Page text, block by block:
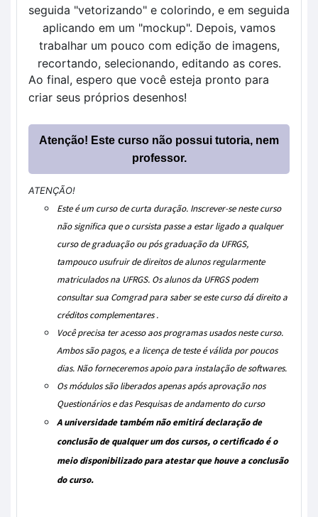
seguida "vetorizando" e colorindo, e em seguida
aplicando em um "mockup". Depois, vamos
trabalhar um pouco com edição de imagens,
recortando, selecionando, editando as cores.
Ao final, espero que você esteja pronto para
criar seus próprios desenhos!
Atenção! Este curso não possui tutoria, nem
professor.
ATENÇÃO!
Este é um curso de curta duração. Inscrever-se neste curso
não significa que o cursista passe a estar ligado a qualquer
curso de graduação ou pós graduação da UFRGS,
tampouco usufruir de direitos de alunos regularmente
matriculados na UFRGS. Os alunos da UFRGS podem
consultar sua Comgrad para saber se este curso dá direito a
créditos complementares .
Você precisa ter acesso aos programas usados neste curso.
Ambos são pagos, e a licença de teste é válida por poucos
dias. Não forneceremos apoio para instalação de softwares.
Os módulos são liberados apenas após aprovação nos
Questionários e das Pesquisas de andamento do curso
A universidade também não emitirá declaração de
conclusão de qualquer um dos cursos, o certificado é o
meio disponibilizado para atestar que houve a conclusão
do curso.